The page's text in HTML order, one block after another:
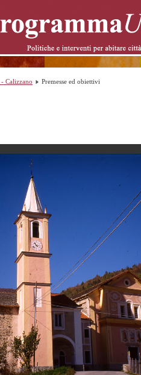
Calizzano Premesse ed obiettivi